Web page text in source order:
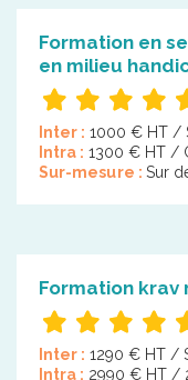
Formation en
en milieu
Inter : 1000 € HT /
Intra : 1300 € HT /
Sur-mesure : Sur
Formation krav
Inter : 1290 € HT /
Intra : 2990 € HT /